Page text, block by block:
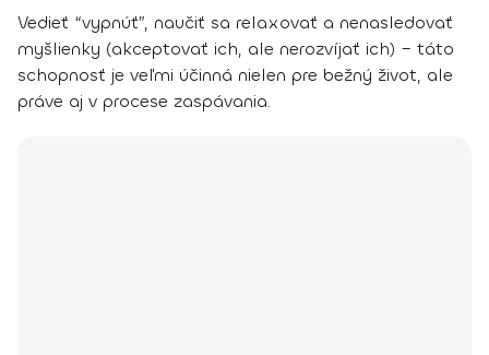
Vedieť “vypnúť”, naučiť sa relaxovať a nenasledovať
myšlienky (akceptovať ich, ale nerozvíjať ich) – táto
schopnosť je veľmi účinná nielen pre bežný život, ale
práve aj v procese zaspávania.